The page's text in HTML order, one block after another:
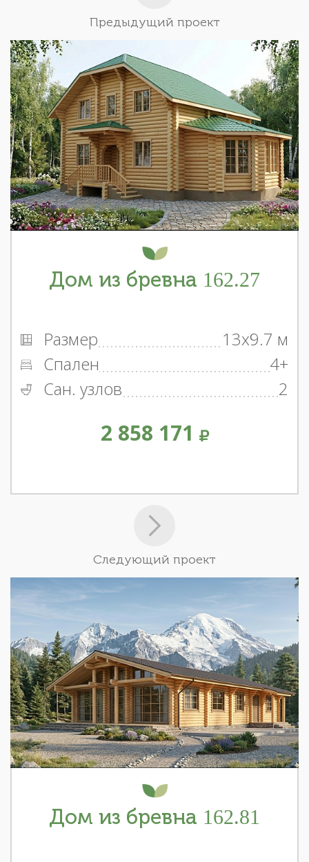
Предыдущий проект
Дом из бревна 162.27
Размер
13x9.7 м
Спален
4+
Сан. узлов
2
2 858 171
Следующий проект
Дом из бревна 162.81